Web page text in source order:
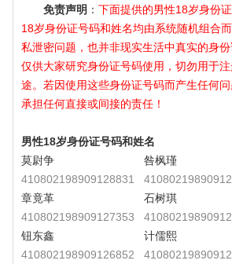
免责声明 ： 下面提供的男性18岁身份
18岁身份证号码和姓名均由系统随机组合
私泄密问题，也并非现实生活中真实的身份
仅供大家研究身份证号码使用，切勿用于
途。若因使用这些身份证号码而产生任何
承担任何直接或间接的责任！
男性18岁身份证号码和姓名
莫尉争
410802198909128831
咎枫瑾
章竟革
410802198909127353
石树琪
钮东鑫
410802198909126852
计儒熙